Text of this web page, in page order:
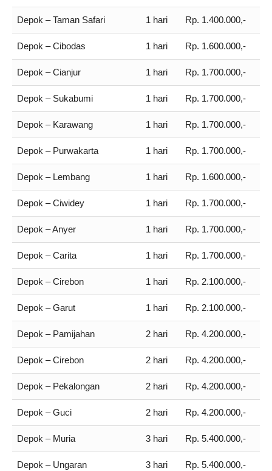
Depok – Taman Safari 1 hari Rp. 1.400.000,-
Depok – Cibodas 1 hari Rp. 1.600.000,-
Depok – Cianjur 1 hari Rp. 1.700.000,-
Depok – Sukabumi 1 hari Rp. 1.700.000,-
Depok – Karawang 1 hari Rp. 1.700.000,-
Depok – Purwakarta 1 hari Rp. 1.700.000,-
Depok – Lembang 1 hari Rp. 1.600.000,-
Depok – Ciwidey 1 hari Rp. 1.700.000,-
Depok – Anyer 1 hari Rp. 1.700.000,-
Depok – Carita 1 hari Rp. 1.700.000,-
Depok – Cirebon 1 hari Rp. 2.100.000,-
Depok – Garut 1 hari Rp. 2.100.000,-
Depok – Pamijahan 2 hari Rp. 4.200.000,-
Depok – Cirebon 2 hari Rp. 4.200.000,-
Depok – Pekalongan 2 hari Rp. 4.200.000,-
Depok – Guci 2 hari Rp. 4.200.000,-
Depok – Muria 3 hari Rp. 5.400.000,-
Depok – Ungaran 3 hari Rp. 5.400.000,-